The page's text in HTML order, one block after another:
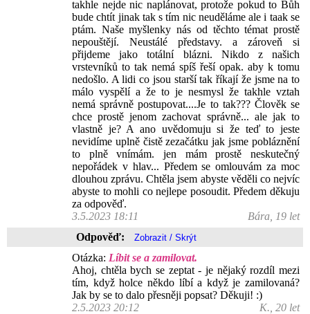
takhle nejde nic naplánovat, protože pokud to Bůh
bude chtít jinak tak s tím nic neuděláme ale i taak se
ptám. Naše myšlenky nás od těchto témat prostě
nepouštějí. Neustálé představy. a zároveň si
přijdeme jako totální blázni. Nikdo z našich
vrstevníků to tak nemá spíš řeší opak. aby k tomu
nedošlo. A lidi co jsou starší tak říkají že jsme na to
málo vyspělí a že to je nesmysl že takhle vztah
nemá správně postupovat....Je to tak??? Člověk se
chce prostě jenom zachovat správně... ale jak to
vlastně je? A ano uvědomuju si že teď to jeste
nevidíme uplně čistě zezačátku jak jsme pobláznění
to plně vnímám. jen mám prostě neskutečný
nepořádek v hlav... Předem se omlouvám za moc
dlouhou zprávu. Chtěla jsem abyste věděli co nejvíc
abyste to mohli co nejlepe posoudit. Předem děkuju
za odpověď.
3.5.2023 18:11
Bára, 19 let
Odpověď:
Otázka: Líbit se a zamilovat.
Ahoj, chtěla bych se zeptat - je nějaký rozdíl mezi
tím, když holce někdo líbí a když je zamilovaná?
Jak by se to dalo přesněji popsat? Děkuji! :)
2.5.2023 20:12
K., 20 let